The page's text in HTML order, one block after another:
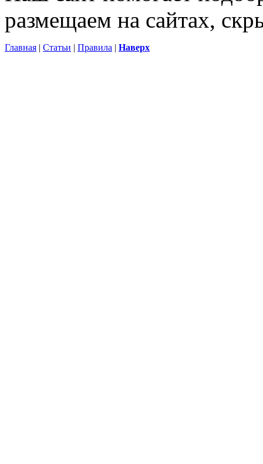
размещаем на сайтах,
Главная | Статьи | Правила | Наверх